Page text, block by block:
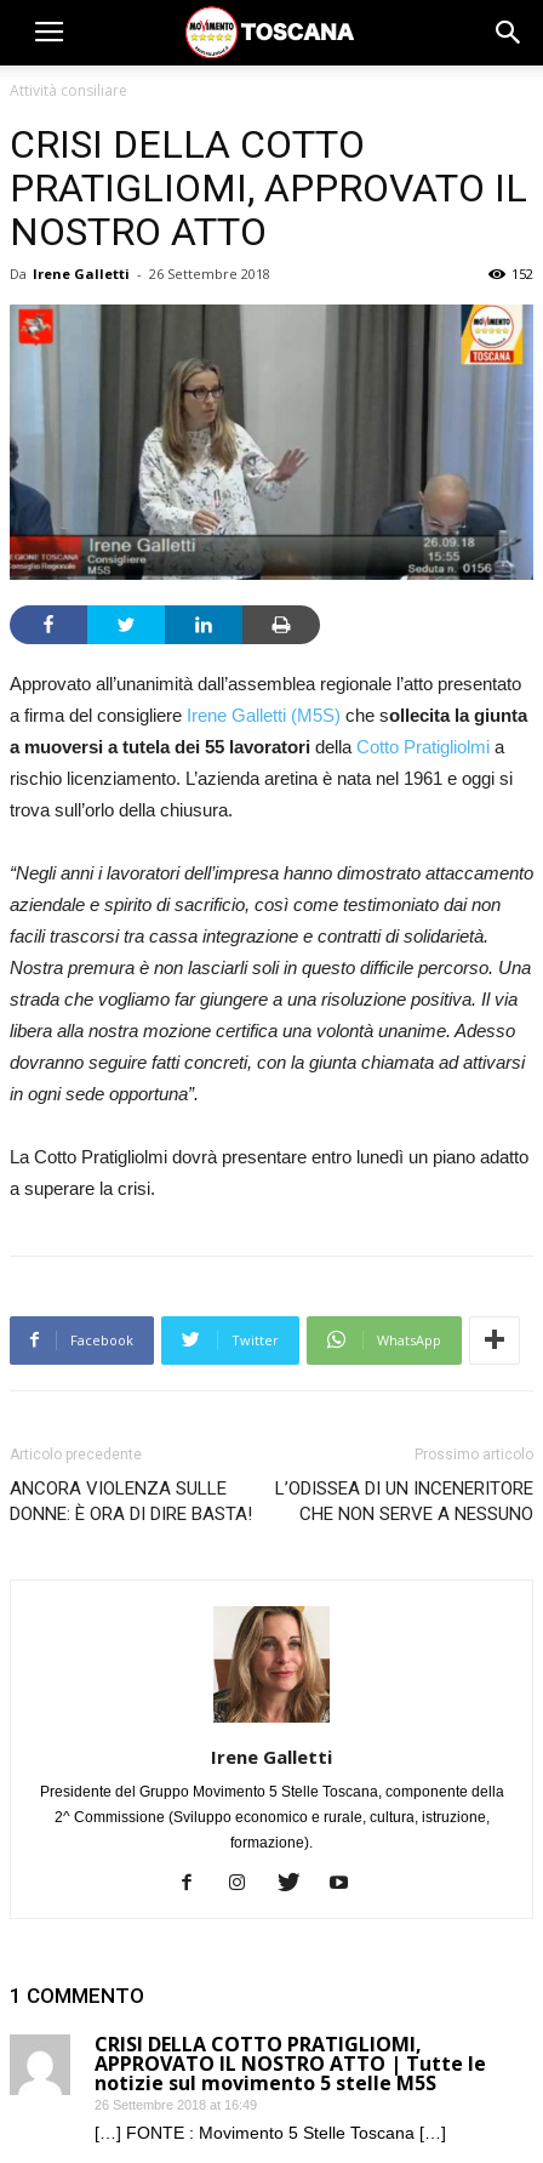
Attività consiliare
CRISI DELLA COTTO
PRATIGLIOMI, APPROVATO IL
NOSTRO ATTO
Da Irene Galletti - 26 Settembre 2018 152
Approvato all’unanimità dall’assemblea regionale l’atto presentato
a firma del consigliere Irene Galletti (M5S) che sollecita la giunta
a muoversi a tutela dei 55 lavoratori della Cotto Pratigliolmi a
rischio licenziamento. L’azienda aretina è nata nel 1961 e oggi si
trova sull’orlo della chiusura.
“Negli anni i lavoratori dell’impresa hanno dimostrato attaccamento
aziendale e spirito di sacrificio, così come testimoniato dai non
facili trascorsi tra cassa integrazione e contratti di solidarietà.
Nostra premura è non lasciarli soli in questo difficile percorso. Una
strada che vogliamo far giungere a una risoluzione positiva. Il via
libera alla nostra mozione certifica una volontà unanime. Adesso
dovranno seguire fatti concreti, con la giunta chiamata ad attivarsi
in ogni sede opportuna”.
La Cotto Pratigliolmi dovrà presentare entro lunedì un piano adatto
a superare la crisi.
Facebook Twitter WhatsApp
Articolo precedente
ANCORA VIOLENZA SULLE
DONNE: È ORA DI DIRE BASTA!
Prossimo articolo
L’ODISSEA DI UN INCENERITORE
CHE NON SERVE A NESSUNO
Irene Galletti
Presidente del Gruppo Movimento 5 Stelle Toscana, componente della
2^ Commissione (Sviluppo economico e rurale, cultura, istruzione,
formazione).
1 COMMENTO
CRISI DELLA COTTO PRATIGLIOMI,
APPROVATO IL NOSTRO ATTO | Tutte le
notizie sul movimento 5 stelle M5S
26 Settembre 2018 at 16:49
[…] FONTE : Movimento 5 Stelle Toscana […]